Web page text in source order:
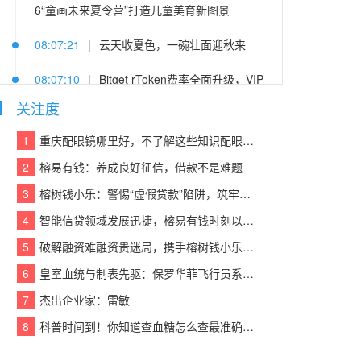
6“童画未来夏令营”打造儿童美育新图景
08:07:21 | 云天收夏色，一碗壮面迎秋来
08:07:10 | Bitget rToken费率全面升级，VIP
及PRO用户可享受阶梯费率及手续费折扣
08:07:14 | 杨隐峰入选“2026浙商青年榜样”，
泛嘉数智创新引领企业服务升级
08:07:06 |
萤石携手北京字节跳动公益基金
会、火山引擎，以AI之眼点亮“少年奇遇季”暑期
公益研学
08:07:40 | 深化“一带一路”交流合作，六国慢
病防控代表团到访甘李药业
08:07:51 | 鲁大师7月新机性能/流畅/AI榜：viv
o夺性能、流畅双第一
关注度
1
重庆配眼镜哪里好，不了解这些知识配眼镜会被坑！
2
榕易有钱：养成良好征信，借款不是难题
3
榕树钱小乐：警惕“虚假贷款”陷阱，筑牢反诈“防火墙”
4
智能信贷领域发展迅捷，榕易有钱时刻以客户为中心，回报每一份信任
5
破解融资难融资贵迷局，携手榕树钱小乐，让贷款成功触手可及
6
皇室血统与制表先驱：保罗华菲飞行员系列与百达翡丽Calatrava的百年对话
7
杰出企业家：雷敏
8
科普时间到！你知道查血糖怎么查最准确吗？